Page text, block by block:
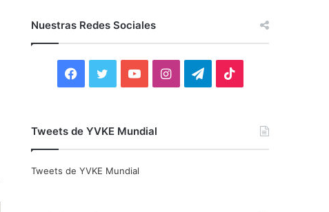
Nuestras Redes Sociales
F
c
i
Y
u
I
T
Tweets de YVKE Mundial
Tweets de YVKE Mundial